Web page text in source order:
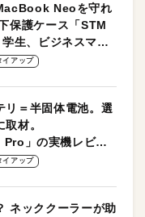
Neoを守れ
保護ケース「STM
生、ビジネスマン
適！
イアップ
リ＝半固体電池。選
材。
」の実機レビュ
イアップ
ネッククーラーが助